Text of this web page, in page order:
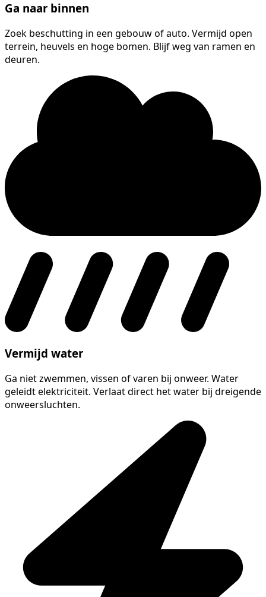
Ga naar binnen
Zoek beschutting in een gebouw of auto. Vermijd open
terrein, heuvels en hoge bomen. Blijf weg van ramen en
deuren.
Vermijd water
Ga niet zwemmen, vissen of varen bij onweer. Water
geleidt elektriciteit. Verlaat direct het water bij dreigende
onweersluchten.